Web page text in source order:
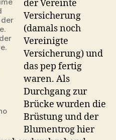
der Vereinte
Versicherung
(damals noch
Vereinigte
Versicherung) und
das pep fertig
waren. Als
Durchgang zur
Brücke wurden die
Brüstung und der
Blumentrog hier